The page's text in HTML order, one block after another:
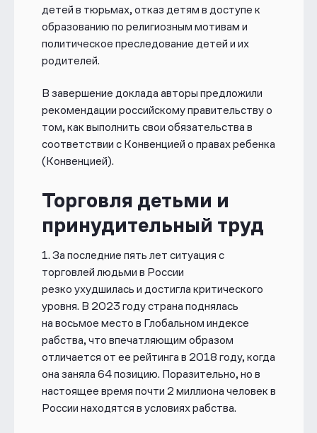
детей в тюрьмах, отказ детям в доступе к
образованию по религиозным мотивам и
политическое преследование детей и их
родителей.
В завершение доклада авторы предложили
рекомендации российскому правительству о
том, как выполнить свои обязательства в
соответствии с Конвенцией о правах ребенка
(Конвенцией).
Торговля детьми и
принудительный труд
1. За последние пять лет ситуация с
торговлей людьми в России
резко ухудшилась и достигла критического
уровня. В 2023 году страна поднялась
на восьмое место в Глобальном индексе
рабства, что впечатляющим образом
отличается от ее рейтинга в 2018 году, когда
она заняла 64 позицию. Поразительно, но в
настоящее время почти 2 миллиона человек в
России находятся в условиях рабства.